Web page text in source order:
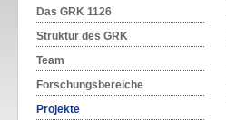
Das GRK 1126
Struktur des GRK
Team
Forschungsbereiche
Projekte